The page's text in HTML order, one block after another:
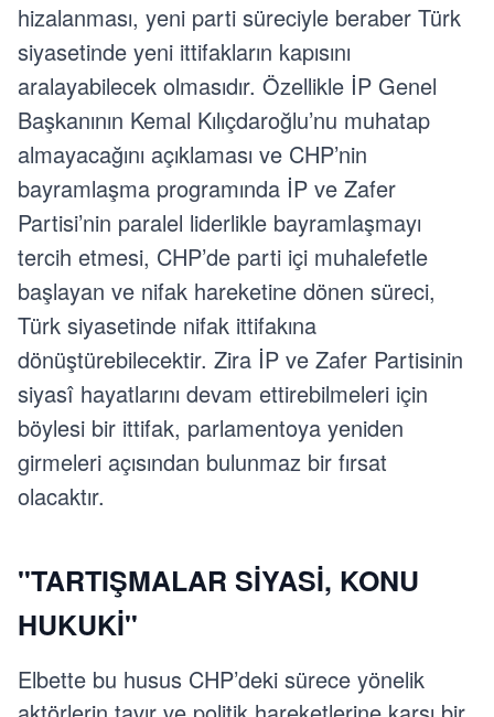
hizalanması, yeni parti süreciyle beraber Türk
siyasetinde yeni ittifakların kapısını
aralayabilecek olmasıdır. Özellikle İP Genel
Başkanının Kemal Kılıçdaroğlu’nu muhatap
almayacağını açıklaması ve CHP’nin
bayramlaşma programında İP ve Zafer
Partisi’nin paralel liderlikle bayramlaşmayı
tercih etmesi, CHP’de parti içi muhalefetle
başlayan ve nifak hareketine dönen süreci,
Türk siyasetinde nifak ittifakına
dönüştürebilecektir. Zira İP ve Zafer Partisinin
siyasî hayatlarını devam ettirebilmeleri için
böylesi bir ittifak, parlamentoya yeniden
girmeleri açısından bulunmaz bir fırsat
olacaktır.
"TARTIŞMALAR SİYASİ, KONU
HUKUKİ"
Elbette bu husus CHP’deki sürece yönelik